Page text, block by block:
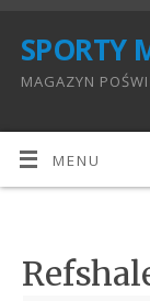
SPORTY
MAGAZYN
MENU